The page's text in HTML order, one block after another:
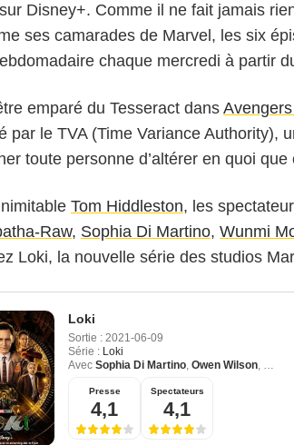
Disney+. Comme il ne fait jamais
ses camarades de Marvel, les six
chaque mercredi à partir
emparé du Tesseract dans
par le TVA (Time Variance Authority),
toute personne d’altérer en quoi
Tom Hiddleston, les
Raw, Sophia Di Martino, Wunmi
Loki, la nouvelle série des studios
Loki
Sortie : 2021-06-09
Série : Loki
Avec Sophia Di Martino, Owen Wilson,
Presse
4,1
Spectateurs
4,1